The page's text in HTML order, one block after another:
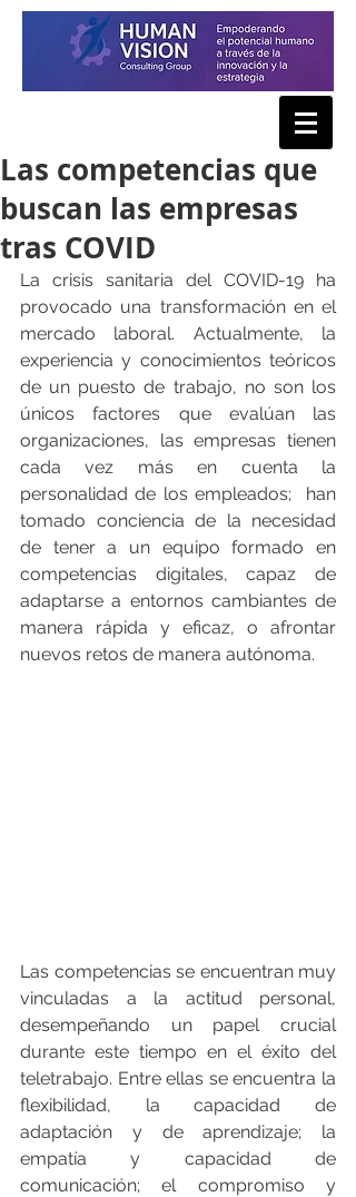
Las competencias que
buscan las empresas
tras COVID
La crisis sanitaria del COVID-19 ha
provocado una transformación en el
mercado laboral. Actualmente, la
experiencia y conocimientos teóricos
de un puesto de trabajo, no son los
únicos factores que evalúan las
organizaciones, las empresas tienen
cada vez más en cuenta la
personalidad de los empleados;  han
tomado conciencia de la necesidad
de tener a un equipo formado en
competencias digitales, capaz de
adaptarse a entornos cambiantes de
manera rápida y eficaz, o afrontar
nuevos retos de manera autónoma.
Las competencias se encuentran muy
vinculadas a la actitud personal,
desempeñando un papel crucial
durante este tiempo en el éxito del
teletrabajo. Entre ellas se encuentra la
flexibilidad, la capacidad de
adaptación y de aprendizaje; la
empatía y capacidad de
comunicación; el compromiso y